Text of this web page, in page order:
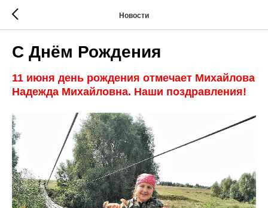
Новости
С Днём Рождения
11 июня день рождения отмечает Михайлова
Надежда Михайловна. Наши поздравления!